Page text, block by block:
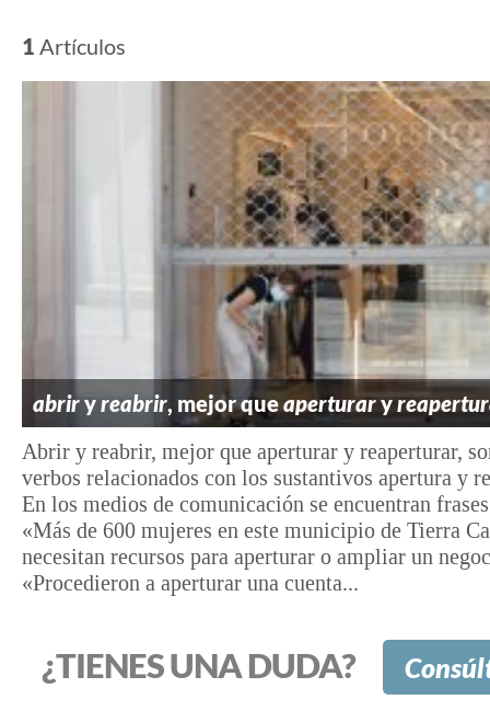
1 Artículos
abriryreabrir, mejor queaperturary
Abrir y reabrir, mejor que aperturar y reaperturar,
verbos relacionados con los sustantivos apertura y
En los medios de comunicación se encuentran
«Más de 600 mujeres en este municipio de Tierra
necesitan recursos para aperturar o ampliar un
«Procedieron a aperturar una cuenta...
¿TIENES UNA DUDA?